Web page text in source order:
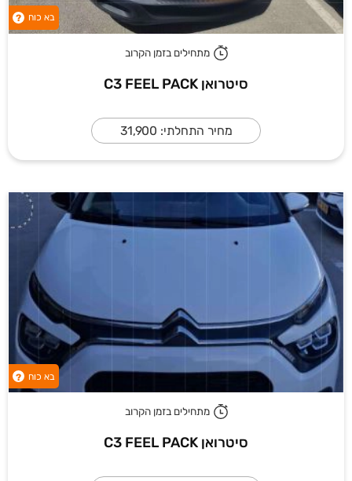
בא כוח ?
מתחילים בזמן הקרוב
סיטרואן C3 FEEL PACK
מחיר התחלתי: 31,900
בא כוח ?
מתחילים בזמן הקרוב
סיטרואן C3 FEEL PACK